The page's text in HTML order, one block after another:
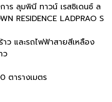
าร ลุมพินี ทาวน์ เรสซิเดนซ์ ล
RESIDENCE LADPRAO S
ว และรถไฟฟ้าสายสีเหลือง
ว
ตารางเมตร